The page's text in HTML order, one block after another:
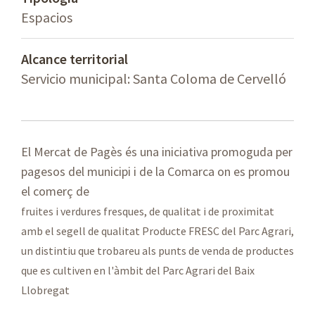
Espacios
Alcance territorial
Servicio municipal: Santa Coloma de Cervelló
El Mercat de Pagès és una iniciativa promoguda per
pagesos del municipi i de la Comarca on es promou
el comerç de
fruites i verdures fresques, de qualitat i de proximitat
amb el segell de qualitat Producte FRESC del Parc Agrari,
un distintiu que trobareu als punts de venda de productes
que es cultiven en l'àmbit del Parc Agrari del Baix
Llobregat